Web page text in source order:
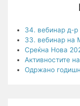
34. вебинар д-
33. вебинар на
Среќна Нова
Активностите
Одржано